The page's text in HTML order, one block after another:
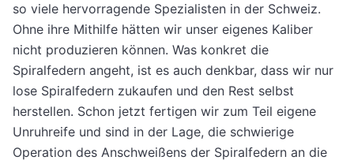
so viele hervorragende Spezialisten in der Schweiz.
Ohne ihre Mithilfe hätten wir unser eigenes Kaliber
nicht produzieren können. Was konkret die
Spiralfedern angeht, ist es auch denkbar, dass wir nur
lose Spiralfedern zukaufen und den Rest selbst
herstellen. Schon jetzt fertigen wir zum Teil eigene
Unruhreife und sind in der Lage, die schwierige
Operation des Anschweißens der Spiralfedern an die